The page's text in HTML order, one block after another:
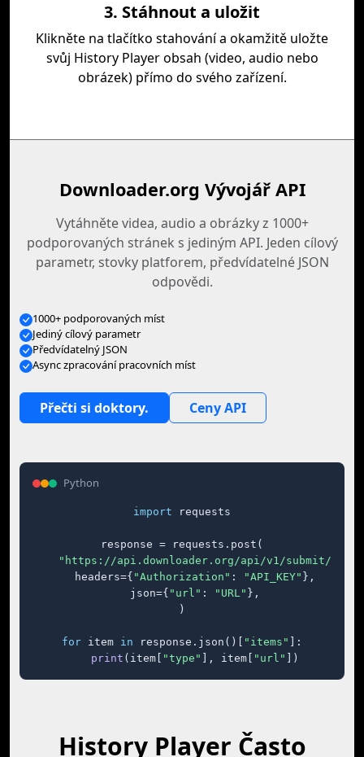
3. Stáhnout a uložit
Klikněte na tlačítko stahování a okamžitě uložte
svůj History Player obsah (video, audio nebo
obrázek) přímo do svého zařízení.
Downloader.org Vývojář API
Vytáhněte videa, audio a obrázky z 1000+
podporovaných stránek s jediným API. Jeden cílový
parametr, stovky platforem, předvídatelné JSON
odpovědi.
1000+ podporovaných míst
Jediný cílový parametr
Předvídatelný JSON
Async zpracování pracovních míst
Přečti si doktory. Ceny API
Python
import requests
response = requests.post(
"https://api.downloader.org/api/v1/submit/"
    headers={
"Authorization" : "API_KEY" },
    json={
"url" : "URL" },
)
for item in response.json()[ "items"
]:
print (item[ "type" ], item[ "url" ])
History Player Často